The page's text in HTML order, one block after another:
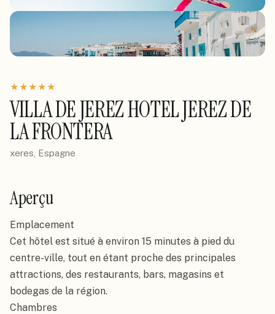
★★★★★
VILLA DE JEREZ HOTEL JEREZ DE
LA FRONTERA
xeres, Espagne
Aperçu
Emplacement
Cet hôtel est situé à environ 15 minutes à pied du
centre-ville, tout en étant proche des principales
attractions, des restaurants, bars, magasins et
bodegas de la région.
Chambres